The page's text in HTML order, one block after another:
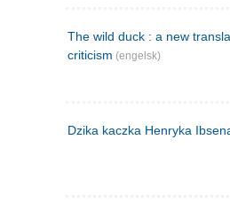
The wild duck : a new
criticism (engelsk)
Dzika kaczka Henryka